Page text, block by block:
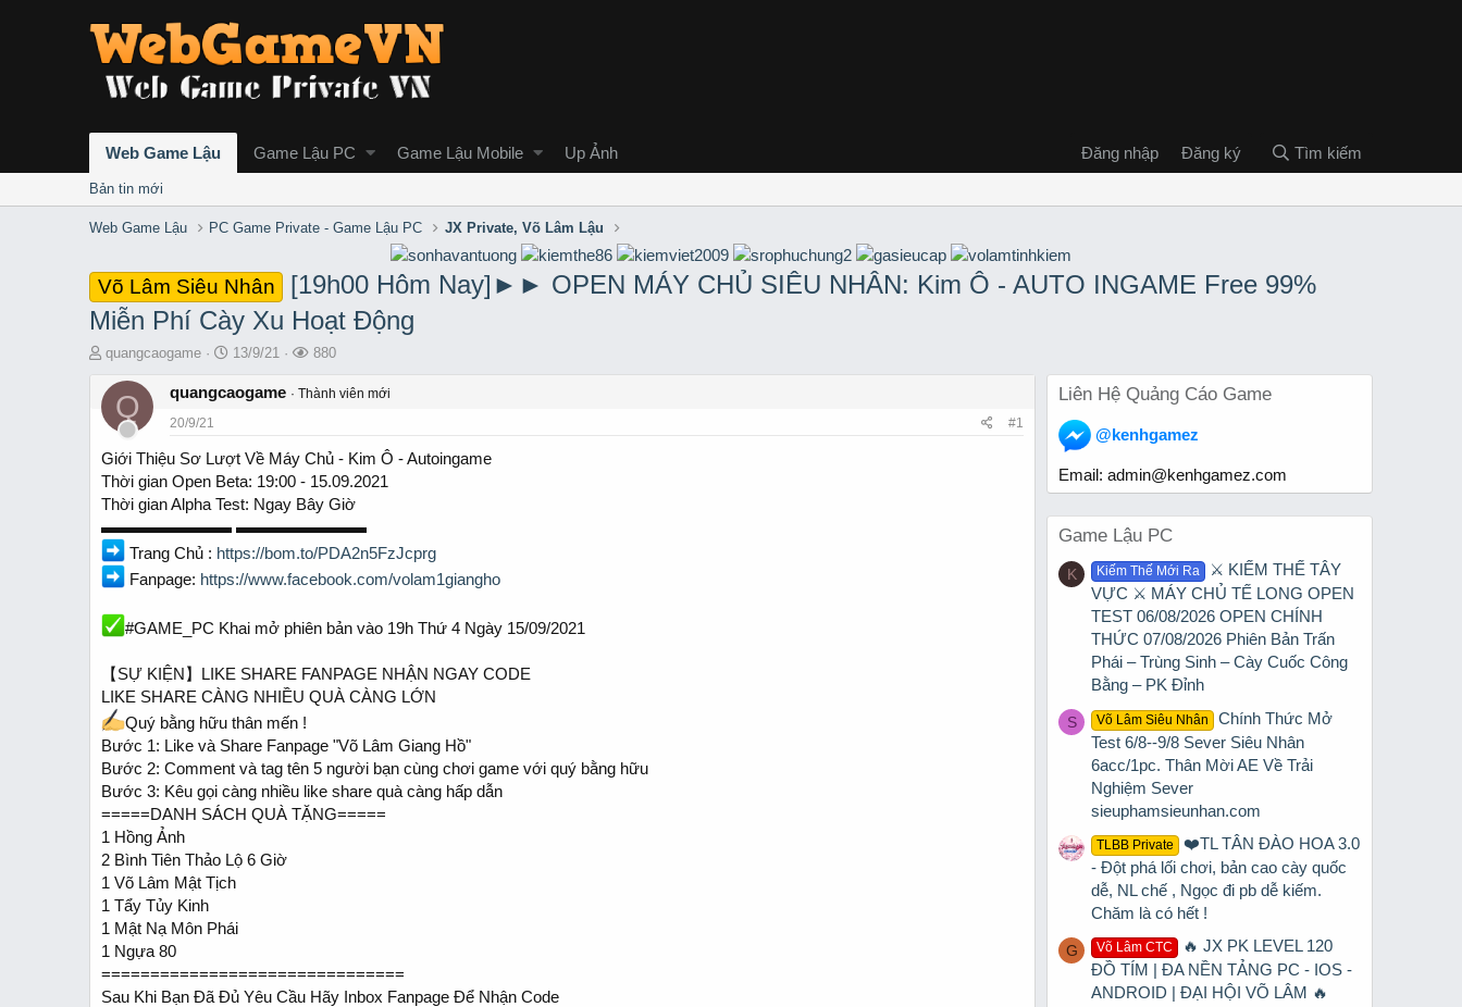
Web Game Lậu Game Lậu PC Game Lậu Mobile Up Ảnh Đăng nhập Đăng ký Tìm kiếm
Bản tin mới
Web Game Lậu PC Game Private - Game Lậu PC JX Private, Võ Lâm Lậu
Võ Lâm Siêu Nhân
[19h00 Hôm Nay]►► OPEN MÁY CHỦ SIÊU NHÂN: Kim Ô - AUTO INGAME Free 99%
Miễn Phí Cày Xu Hoạt Động
T
r
a
d
s
t
a
r
t
e
r
quangcaogame
S
a
d
a
t
e
13/9/21
L
ợ
e
m
880
Q quangcaogame
Thành viên mới
20/9/21
#1
Giới Thiệu Sơ Lượt Về Máy Chủ - Kim Ô - Autoingame
Thời gian Open Beta: 19:00 - 15.09.2021
Thời gian Alpha Test: Ngay Bây Giờ
▬▬▬▬▬▬▬▬ ▬▬▬▬▬▬▬▬
Trang Chủ : https://bom.to/PDA2n5FzJcprg
Fanpage: https://www.facebook.com/volam1giangho
#GAME_PC Khai mở phiên bản vào 19h Thứ 4 Ngày 15/09/2021
【SỰ KIỆN】LIKE SHARE FANPAGE NHẬN NGAY CODE
LIKE SHARE CÀNG NHIỀU QUÀ CÀNG LỚN
Quý bằng hữu thân mến !
Bước 1: Like và Share Fanpage "Võ Lâm Giang Hồ"
Bước 2: Comment và tag tên 5 người bạn cùng chơi game với quý bằng hữu
Bước 3: Kêu gọi càng nhiều like share quà càng hấp dẫn
=====DANH SÁCH QUÀ TẶNG=====
1 Hồng Ảnh
2 Bình Tiên Thảo Lộ 6 Giờ
1 Võ Lâm Mật Tịch
1 Tẩy Tủy Kinh
1 Mật Nạ Môn Phái
1 Ngựa 80
===============================
Sau Khi Bạn Đã Đủ Yêu Cầu Hãy Inbox Fanpage Để Nhận Code
Liên Hệ Quảng Cáo Game
@kenhgamez
Email: admin@kenhgamez.com
Game Lậu PC
K Kiếm Thế Mới Ra
⚔️ KIẾM THẾ TÂY
VỰC ⚔️ MÁY CHỦ TẾ LONG OPEN
TEST 06/08/2026 OPEN CHÍNH
THỨC 07/08/2026 Phiên Bản Trấn
Phái – Trùng Sinh – Cày Cuốc Công
Bằng – PK Đỉnh
S Võ Lâm Siêu Nhân
Chính Thức Mở
Test 6/8--9/8 Sever Siêu Nhân
6acc/1pc. Thân Mời AE Về Trải
Nghiệm Sever
sieuphamsieunhan.com
TLBB Private
❤️TL TÂN ĐÀO HOA 3.0
- Đột phá lối chơi, bản cao cày quốc
dễ, NL chế , Ngọc đi pb dễ kiếm.
Chăm là có hết !
G Võ Lâm CTC
🔥 JX PK LEVEL 120
ĐỒ TÍM | ĐA NỀN TẢNG PC - IOS -
ANDROID | ĐẠI HỘI VÕ LÂM 🔥